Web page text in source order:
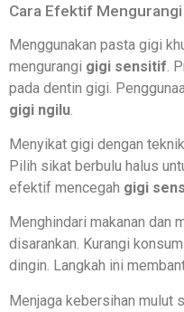
Cara Efektif
Menggunakan pasta gigi
mengurangi gigi sensitif .
pada dentin gigi.
gigi ngilu
Menyikat gigi dengan
Pilih sikat berbulu halus
efektif mencegah gigi
Menghindari makanan dan
disarankan. Kurangi
dingin. Langkah ini
Menjaga kebersihan mulut